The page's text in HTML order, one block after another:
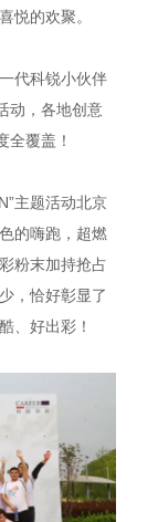
悦的欢聚。
代科锐小伙伴
动，各地创意
全覆盖！
主题活动北京
的嗨跑，超燃
粉末加持抢占
，恰好彰显了
、好出彩！